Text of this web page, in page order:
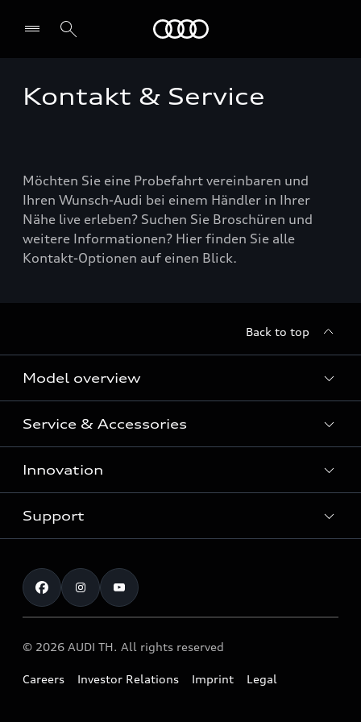
Select dealer
Kontakt & Service
Möchten Sie eine Probefahrt vereinbaren und
Ihren Wunsch-Audi bei einem Händler in Ihrer
Nähe live erleben? Suchen Sie Broschüren und
weitere Informationen? Hier finden Sie alle
Kontakt-Optionen auf einen Blick.
Back to top
Model overview
All Models
Service & Accessories
Audi Genuine Parts and Accessories
Audi Warranty
Audi Roadside Assistance
Service Appointment
Innovation
Vorsprung durch Technik
Audi quattro
Support
Request a test drive
Contact & Service
© 2026 AUDI TH. All rights reserved
Careers Investor Relations Imprint Legal